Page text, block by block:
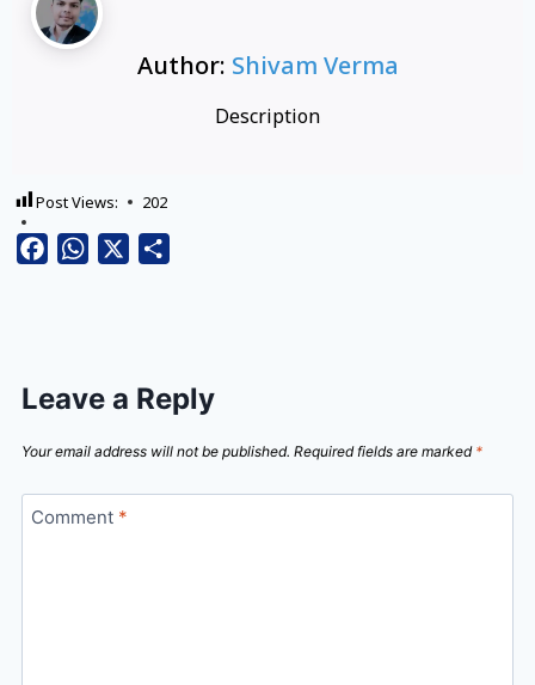
Author: Shivam Verma
Description
Post Views: 202
FacebookWhatsApp
Leave a Reply
Your email address will not be published. Required fields are marked *
Comment *